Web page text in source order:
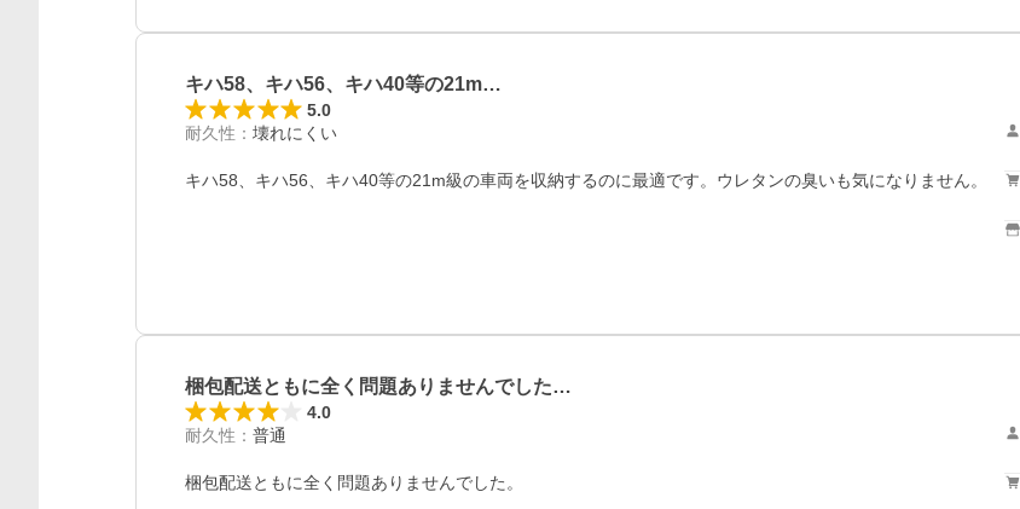
キハ58、キハ56、キハ40等の21m…
5.0
耐久性 ： 壊れにくい
キハ58、キハ56、キハ40等の21m級の車両を収納するのに最適です。ウレタンの臭いも気になりません。
梱包配送ともに全く問題ありませんでした…
4.0
耐久性 ： 普通
梱包配送ともに全く問題ありませんでした。